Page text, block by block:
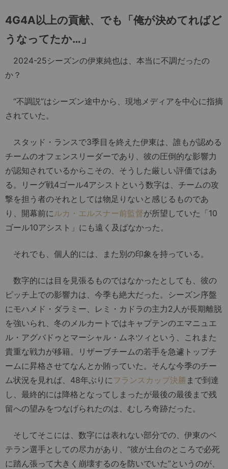
4G4A以上の貢献、でも「俺が決めてればど
うなってたか…」
2024-25シーズンの伊東純也は、本当に不調だったの
か？
“不調説”はシーズン途中から、現地メディアを中心に指摘
されていた。
スタッド・ランスで3季目を終えた伊東は、誰もが認める
チームのオフェンスリーダーであり、彼の圧倒的な影響力
が認知されているからこその、そうした厳しい評価ではあ
る。リーグ戦4ゴール4アシストという数字は、チームの攻
撃を担う者のそれとしては物足りないと感じるものであ
り、開幕前に ルカ・エルスナー前監督が所望していた「10
ゴール10アシスト」にも遠く及ばなかった。
それでも、個人的には、また別の印象を持っている。
数字的には目を見張るものではなかったとしても、彼の
ピッチ上での影響力は、今季も絶大だった。シーズン序盤
にモハメド・ダラミー、レミ・カドラの主力2人が長期離脱
を強いられ、冬のメルカートではキャプテンのエマニュエ
ル・アグバドゥとマーシャル・ムネツィという、これまた
貴重な戦力が移籍。リザーブチームの若手を急遽トップチ
ームに昇格させてなんとか賄っていた。そんな今季のチー
ム状況を見れば、48年ぶりに フランスカップ決勝 まで到達
し、最終的には降格となってしまったが最後の最後まで残
留への望みをつなげられたのは、むしろ奇跡だった。
そしてそこには、数字には表れない部分での、伊東のベ
テラン選手としての尽力があり、“彼が土台のところで必死
に踏ん張って大きく崩壊するのを防いでいた”というのが、